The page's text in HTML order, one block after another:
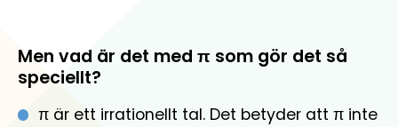
Men vad är det med π som gör det så
speciellt?
π är ett irrationellt tal. Det betyder att π inte